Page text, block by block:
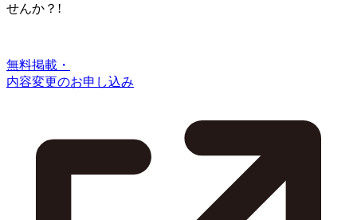
せんか？!
無料掲載・
内容変更のお申し込み